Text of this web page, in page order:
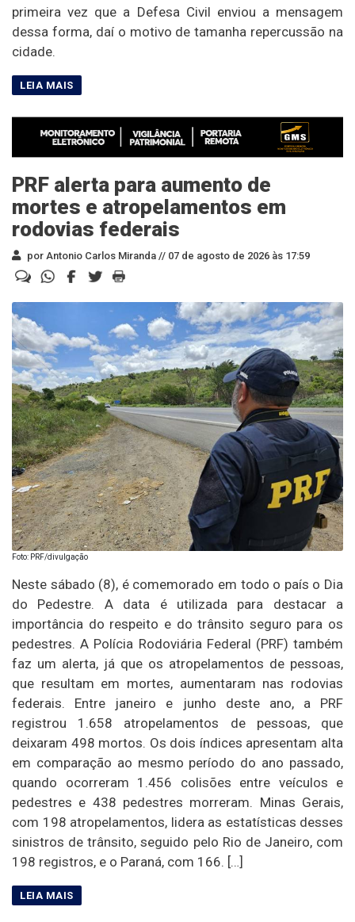
primeira vez que a Defesa Civil enviou a mensagem
dessa forma, daí o motivo de tamanha repercussão na
cidade.
PRF alerta para aumento de
mortes e atropelamentos em
rodovias federais
por Antonio Carlos Miranda // 07 de agosto de 2026 às 17:59
Foto: PRF/divulgação
Neste sábado (8), é comemorado em todo o país o Dia
do Pedestre. A data é utilizada para destacar a
importância do respeito e do trânsito seguro para os
pedestres. A Polícia Rodoviária Federal (PRF) também
faz um alerta, já que os atropelamentos de pessoas,
que resultam em mortes, aumentaram nas rodovias
federais. Entre janeiro e junho deste ano, a PRF
registrou 1.658 atropelamentos de pessoas, que
deixaram 498 mortos. Os dois índices apresentam alta
em comparação ao mesmo período do ano passado,
quando ocorreram 1.456 colisões entre veículos e
pedestres e 438 pedestres morreram. Minas Gerais,
com 198 atropelamentos, lidera as estatísticas desses
sinistros de trânsito, seguido pelo Rio de Janeiro, com
198 registros, e o Paraná, com 166. […]